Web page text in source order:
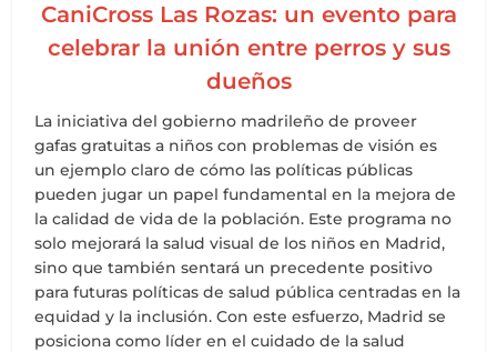
CaniCross Las Rozas: un evento para
celebrar la unión entre perros y sus
dueños
La iniciativa del gobierno madrileño de proveer
gafas gratuitas a niños con problemas de visión es
un ejemplo claro de cómo las políticas públicas
pueden jugar un papel fundamental en la mejora de
la calidad de vida de la población. Este programa no
solo mejorará la salud visual de los niños en Madrid,
sino que también sentará un precedente positivo
para futuras políticas de salud pública centradas en la
equidad y la inclusión. Con este esfuerzo, Madrid se
posiciona como líder en el cuidado de la salud